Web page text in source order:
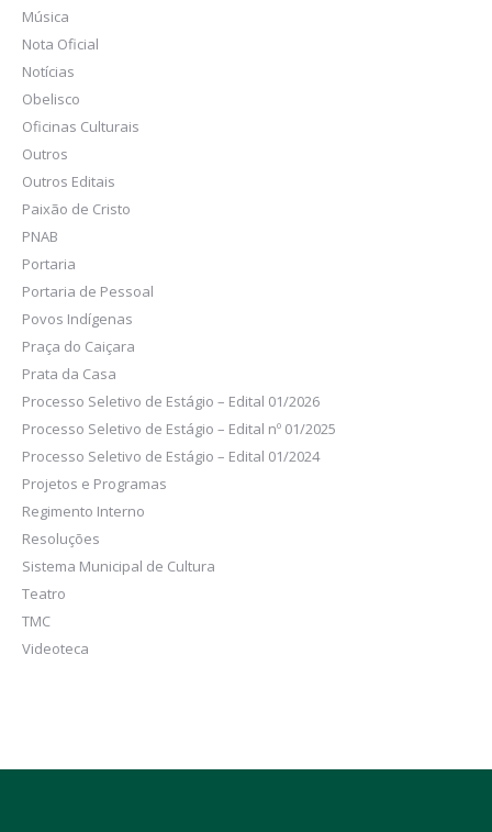
Música
Nota Oficial
Notícias
Obelisco
Oficinas Culturais
Outros
Outros Editais
Paixão de Cristo
PNAB
Portaria
Portaria de Pessoal
Povos Indígenas
Praça do Caiçara
Prata da Casa
Processo Seletivo de Estágio – Edital 01/2026
Processo Seletivo de Estágio – Edital nº 01/2025
Processo Seletivo de Estágio – Edital 01/2024
Projetos e Programas
Regimento Interno
Resoluções
Sistema Municipal de Cultura
Teatro
TMC
Videoteca